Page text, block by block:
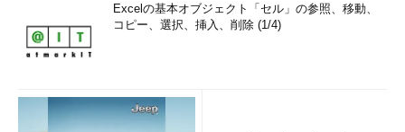
Excelの基本オブジェクト「セル」の参照、移動、
コピー、選択、挿入、削除 (1/4)